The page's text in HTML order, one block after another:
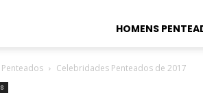
HOMENS
Celebridades Penteados de 2017